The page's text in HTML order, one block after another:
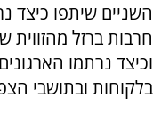
השניים שיתפו כיצד
חרבות ברזל מהזווית
וכיצד נרתמו
בלקוחות ובתושבי